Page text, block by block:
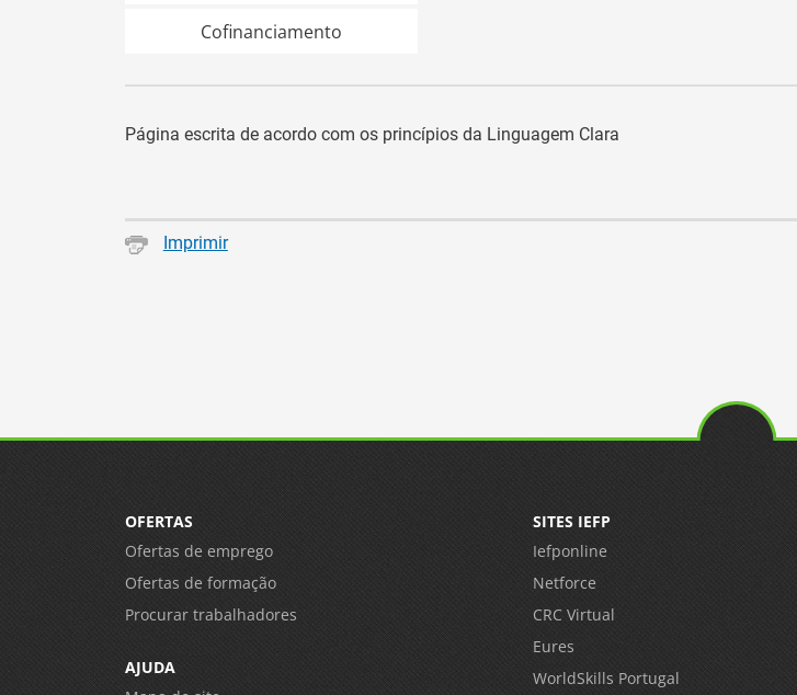
Cofinanciamento
Página escrita de acordo com os princípios da Linguagem Clara
Imprimir
OFERTAS
Ofertas de emprego
Ofertas de formação
Procurar trabalhadores
AJUDA
SITES IEFP
Iefponline
Netforce
CRC Virtual
Eures
WorldSkills Portugal